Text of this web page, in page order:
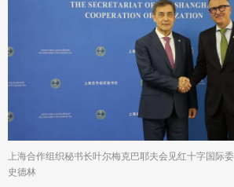
上海合作组织秘书长叶尔梅克巴耶夫会见红十字国际
史德林